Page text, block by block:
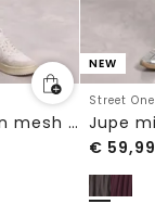
Jupe mi-longue en mesh à effet plissé
NEW
Street One
€ 59,99